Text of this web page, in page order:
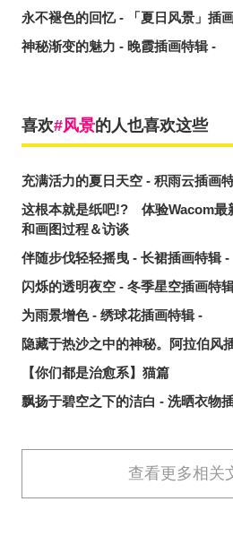
永不褪色的回忆 - 「夏日风景」插
神秘渐变的魅力 - 晚霞插画特辑 -
喜欢 风景的人也喜欢这些
充满活力的夏日天空 - 积雨云插画
这根本就是纸吧!? 体验Wacom最
和画图过程＆访谈
伴随步伐轻轻摇曳 - 长裙插画特辑 -
闪烁的透明夜空 - 冬季星空插画特
为雨景增色 - 绣球花插画特辑 -
隐藏于热沙之中的神秘。阿拉伯风
【你们都是治愈系】猫篇
飘扬于碧空之下的洁白 - 洗晒衣物
查看更多相关